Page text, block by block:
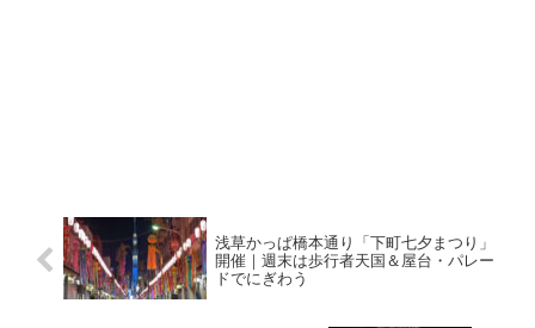
浅草かっぱ橋本通り「下町七夕まつり」
開催｜週末は歩行者天国＆屋台・パレー
ドでにぎわう